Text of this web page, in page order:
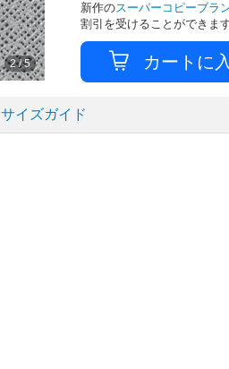
2/5
新作のスーパーコピーブラ
割引を受けることができま
サイズガイド